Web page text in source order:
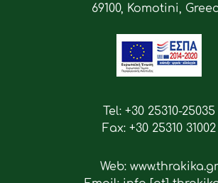
69100, Komotini,
Tel: +30 25310-25035
Fax: +30 25310 31002
Web: www.thrakika.gr